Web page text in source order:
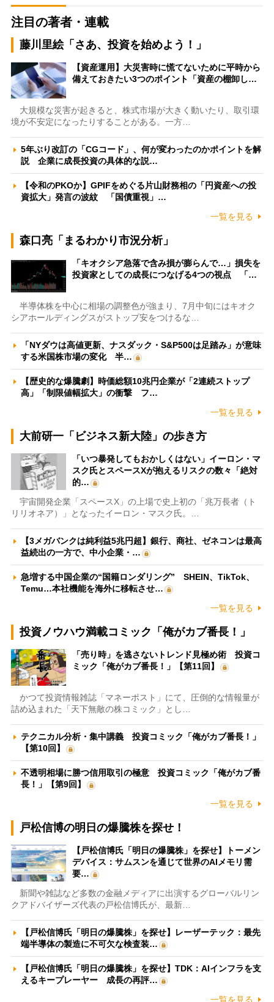
注目の著者・連載
藤川里絵「さあ、投資を始めよう！」
【資産運用】大災害時に慌てないために平時から
備えておきたい3つのポイント「資産の棚卸し…
大規模な災害が起きると、株式市場が大きく動いたり、取引環
境が不安定になったりすることがある。一方…
5年ぶり改訂の「CGコード」、何が変わったのかポイントを解
説 企業に成長投資の具体的な説…
【令和のPKOか】GPIFをめぐる片山財務相の「円資産への投
資拡大」発言の波紋 「国債重視」…
一覧を見る
森口亮「まるわかり市況分析」
「キオクシア急落で含み損が膨らんで…」損失を
投資家としての成長につなげる4つの視点 「…
半導体株を中心に相場の調整色が強まり、7月中旬にはキオク
シアホールディングスがストップ安をつけるな…
「NYダウは高値更新、ナスダック・S&P500は足踏み」が意味
する米国株市場の変化 半…
【歴史的な爆騰劇】時価総額10兆円企業が「2連続ストップ
高」「制限値幅拡大」の衝撃 フ…
一覧を見る
大前研一「ビジネス新大陸」の歩き方
「いつ暴発してもおかしくはない」イーロン・マ
スク氏とスペースXが抱えるリスクの数々「絶対
的…
宇宙開発企業「スペースX」の上場で史上初の「兆万長者（ト
リリオネア）」となったイーロン・マスク氏。…
【3メガバンクは純利益5兆円超】銀行、商社、ゼネコンは最高
益続出の一方で、中小企業・…
急増する中国企業の“国籍ロンダリング” SHEIN、TikTok、
Temu…本社機能を海外に移転させ…
一覧を見る
投資ノウハウ満載コミック「俺がカブ番長！」
「売り時」を逃さないトレンド見極め術 投資コ
ミック「俺がカブ番長！」【第11回】
かつて投資情報雑誌「マネーポスト」にて、圧倒的な情報量が
詰め込まれた「天下無敵の株コミック」とし…
テクニカル分析・集中講義 投資コミック「俺がカブ番長！」
【第10回】
不透明相場に勝つ信用取引の極意 投資コミック「俺がカブ番
長！」【第9回】
一覧を見る
戸松信博の明日の爆騰株を探せ！
【戸松信博氏「明日の爆騰株」を探せ】トーメン
デバイス：サムスンを通じて世界のAIメモリ需
要…
新聞や雑誌など多数の金融メディアに出演するグローバルリン
クアドバイザーズ代表の戸松信博氏が、最新…
【戸松信博氏「明日の爆騰株」を探せ】レーザーテック：最先
端半導体の製造に不可欠な検査装…
【戸松信博氏「明日の爆騰株」を探せ】TDK：AIインフラを支
えるキープレーヤー 成長の再評…
一覧を見る